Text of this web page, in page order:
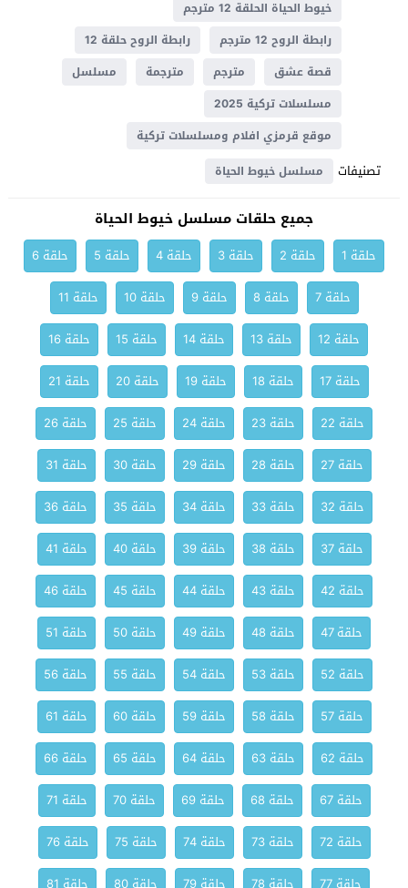
خيوط الحياة الحلقة 12 مترجم
رابطة الروح 12 مترجم
رابطة الروح حلقة 12
قصة عشق
مترجم مترجمة
مسلسل
مسلسلات تركية 2025
موقع قرمزي افلام ومسلسلات تركية
تصنيفات مسلسل خيوط الحياة
جميع حلقات مسلسل خيوط الحياة
حلقة 1 حلقة 2 حلقة 3 حلقة 4 حلقة 5
حلقة 6
حلقة 7
حلقة 8 حلقة 9 حلقة 10
حلقة 11
حلقة 12
حلقة 13 حلقة 14 حلقة 15
حلقة 16
حلقة 17
حلقة 18 حلقة 19 حلقة 20
حلقة 21
حلقة 22
حلقة 23 حلقة 24 حلقة 25
حلقة 26
حلقة 27
حلقة 28 حلقة 29 حلقة 30
حلقة 31
حلقة 32
حلقة 33 حلقة 34 حلقة 35
حلقة 36
حلقة 37
حلقة 38 حلقة 39 حلقة 40
حلقة 41
حلقة 42
حلقة 43 حلقة 44 حلقة 45
حلقة 46
حلقة 47
حلقة 48 حلقة 49 حلقة 50
حلقة 51
حلقة 52
حلقة 53 حلقة 54 حلقة 55
حلقة 56
حلقة 57
حلقة 58 حلقة 59 حلقة 60
حلقة 61
حلقة 62
حلقة 63 حلقة 64 حلقة 65
حلقة 66
حلقة 67
حلقة 68 حلقة 69 حلقة 70
حلقة 71
حلقة 72
حلقة 73 حلقة 74 حلقة 75
حلقة 76